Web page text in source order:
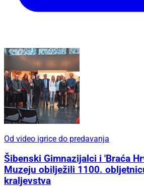
Od video igrice do predavanja
Šibenski Gimnazijalci i 'Braća
Muzeju obilježili 1100.
kraljevstva